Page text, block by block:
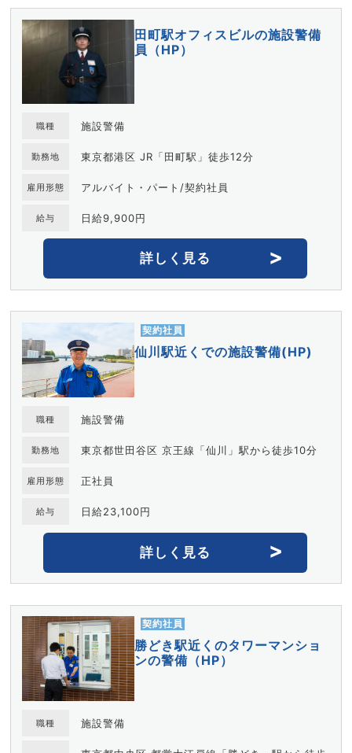
田町駅オフィスビルの施設警備
員（HP）
職種 施設警備
勤務地 東京都港区 JR「田町駅」徒歩12分
雇用形態 アルバイト・パート/契約社員
給与 日給9,900円
詳しく見る
契約社員
仙川駅近くでの施設警備(HP)
職種 施設警備
勤務地 東京都世田谷区 京王線「仙川」駅から徒歩10分
雇用形態 正社員
給与 日給23,100円
詳しく見る
契約社員
勝どき駅近くのタワーマンショ
ンの警備（HP）
職種 施設警備